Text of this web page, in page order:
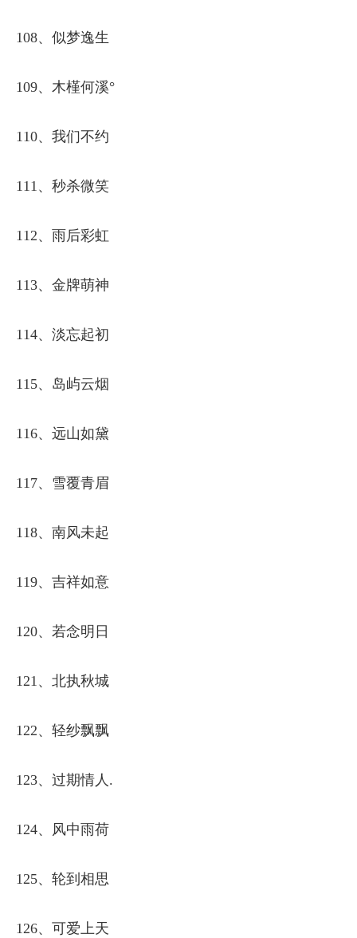
108、似梦逸生
109、木槿何溪°
110、我们不约
111、秒杀微笑
112、雨后彩虹
113、金牌萌神
114、淡忘起初
115、岛屿云烟
116、远山如黛
117、雪覆青眉
118、南风未起
119、吉祥如意
120、若念明日
121、北执秋城
122、轻纱飘飘
123、过期情人.
124、风中雨荷
125、轮到相思
126、可爱上天